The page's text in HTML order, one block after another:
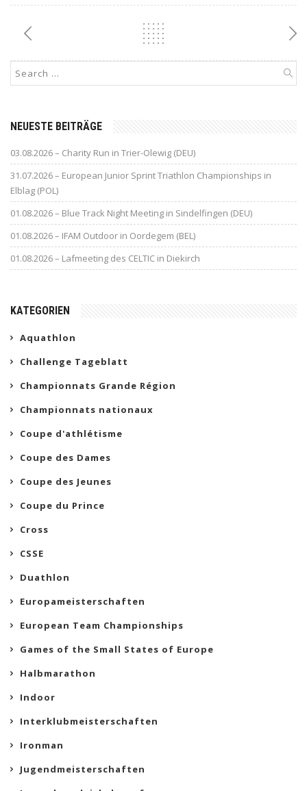
NEUESTE BEITRÄGE
03.08.2026 – Charity Run in Trier-Olewig (DEU)
31.07.2026 – European Junior Sprint Triathlon Championships in
Elblag (POL)
01.08.2026 – Blue Track Night Meeting in Sindelfingen (DEU)
01.08.2026 – IFAM Outdoor in Oordegem (BEL)
01.08.2026 – Lafmeeting des CELTIC in Diekirch
KATEGORIEN
Aquathlon
Challenge Tageblatt
Championnats Grande Région
Championnats nationaux
Coupe d'athlétisme
Coupe des Dames
Coupe des Jeunes
Coupe du Prince
Cross
CSSE
Duathlon
Europameisterschaften
European Team Championships
Games of the Small States of Europe
Halbmarathon
Indoor
Interklubmeisterschaften
Ironman
Jugendmeisterschaften